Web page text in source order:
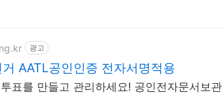
광고
AATL공인인증 전자서명적용
표를 만들고 관리하세요! 공인전자문서보